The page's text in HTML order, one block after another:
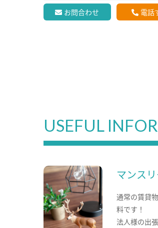
お問合わせ 電話
USEFUL
マンス
通常の賃貸
料です！
法人様の出